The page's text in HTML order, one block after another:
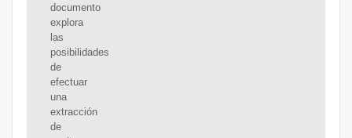
documento
explora
las
posibilidades
de
efectuar
una
extracción
de